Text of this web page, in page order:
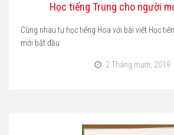
Học tiếng Trung cho người
Cùng nhau tự học tiếng Hoa với bài viết Học
mới bắt đầu
2 Tháng mười, 2019